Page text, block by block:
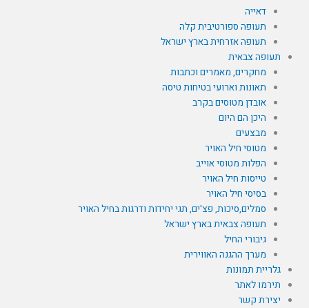
דאייה
תעופה ספורטיבית קלה
תעופה אזרחית בארץ ישראל
תעופה צבאית
מחקרים, מאמרים וכתבות
תאונות וארועי בטיחות טיסה
אובדן מטוסים בקרב
היכן הם היום
מבצעים
מטוסי חיל האויר
הפלות מטוסי אוייב
טייסות חיל האויר
בסיסי חיל האויר
סמלים,סיכות, פצ'ים, תגי יחידות ודרגות בחיל האויר
תעופה צבאית בארץ ישראל
גיבורי החיל
מערך ההגנה האווירית
גלריית תמונות
תירמו לאתר
יצירת קשר